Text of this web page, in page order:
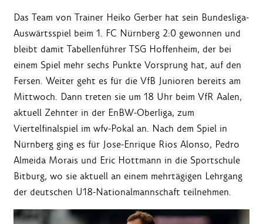
Das Team von Trainer Heiko Gerber hat sein Bundesliga-
Auswärtsspiel beim 1. FC Nürnberg 2:0 gewonnen und
bleibt damit Tabellenführer TSG Hoffenheim, der bei
einem Spiel mehr sechs Punkte Vorsprung hat, auf den
Fersen. Weiter geht es für die VfB Junioren bereits am
Mittwoch. Dann treten sie um 18 Uhr beim VfR Aalen,
aktuell Zehnter in der EnBW-Oberliga, zum
Viertelfinalspiel im wfv-Pokal an. Nach dem Spiel in
Nürnberg ging es für Jose-Enrique Rios Alonso, Pedro
Almeida Morais und Eric Hottmann in die Sportschule
Bitburg, wo sie aktuell an einem mehrtägigen Lehrgang
der deutschen U18-Nationalmannschaft teilnehmen.